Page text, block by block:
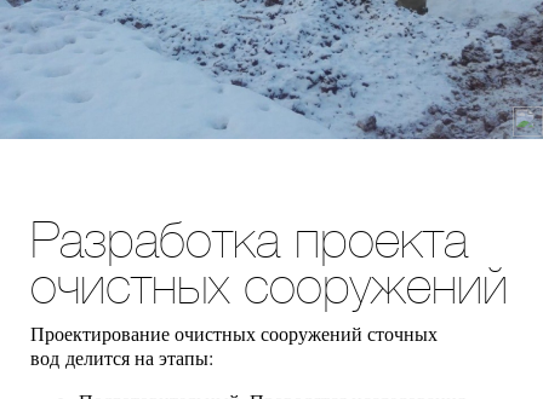
Разработка проекта
очистных сооружений
Проектирование очистных сооружений сточных
вод делится на этапы: